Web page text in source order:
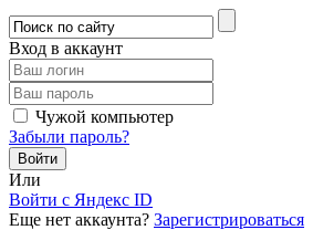
Вход в аккаунт
Чужой компьютер
Забыли пароль?
Или
Войти c Яндекс ID
Еще нет аккаунта? Зарегистрироваться